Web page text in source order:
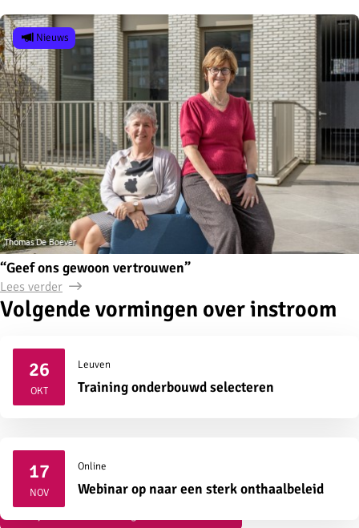
“Geef ons gewoon vertrouwen”
Nieuws
Lees verder
Volgende vormingen over instroom
26
OKT2026
Leuven
Training onderbouwd selecteren
17
NOV
2026
Online
Webinar op naar een sterk onthaalbeleid